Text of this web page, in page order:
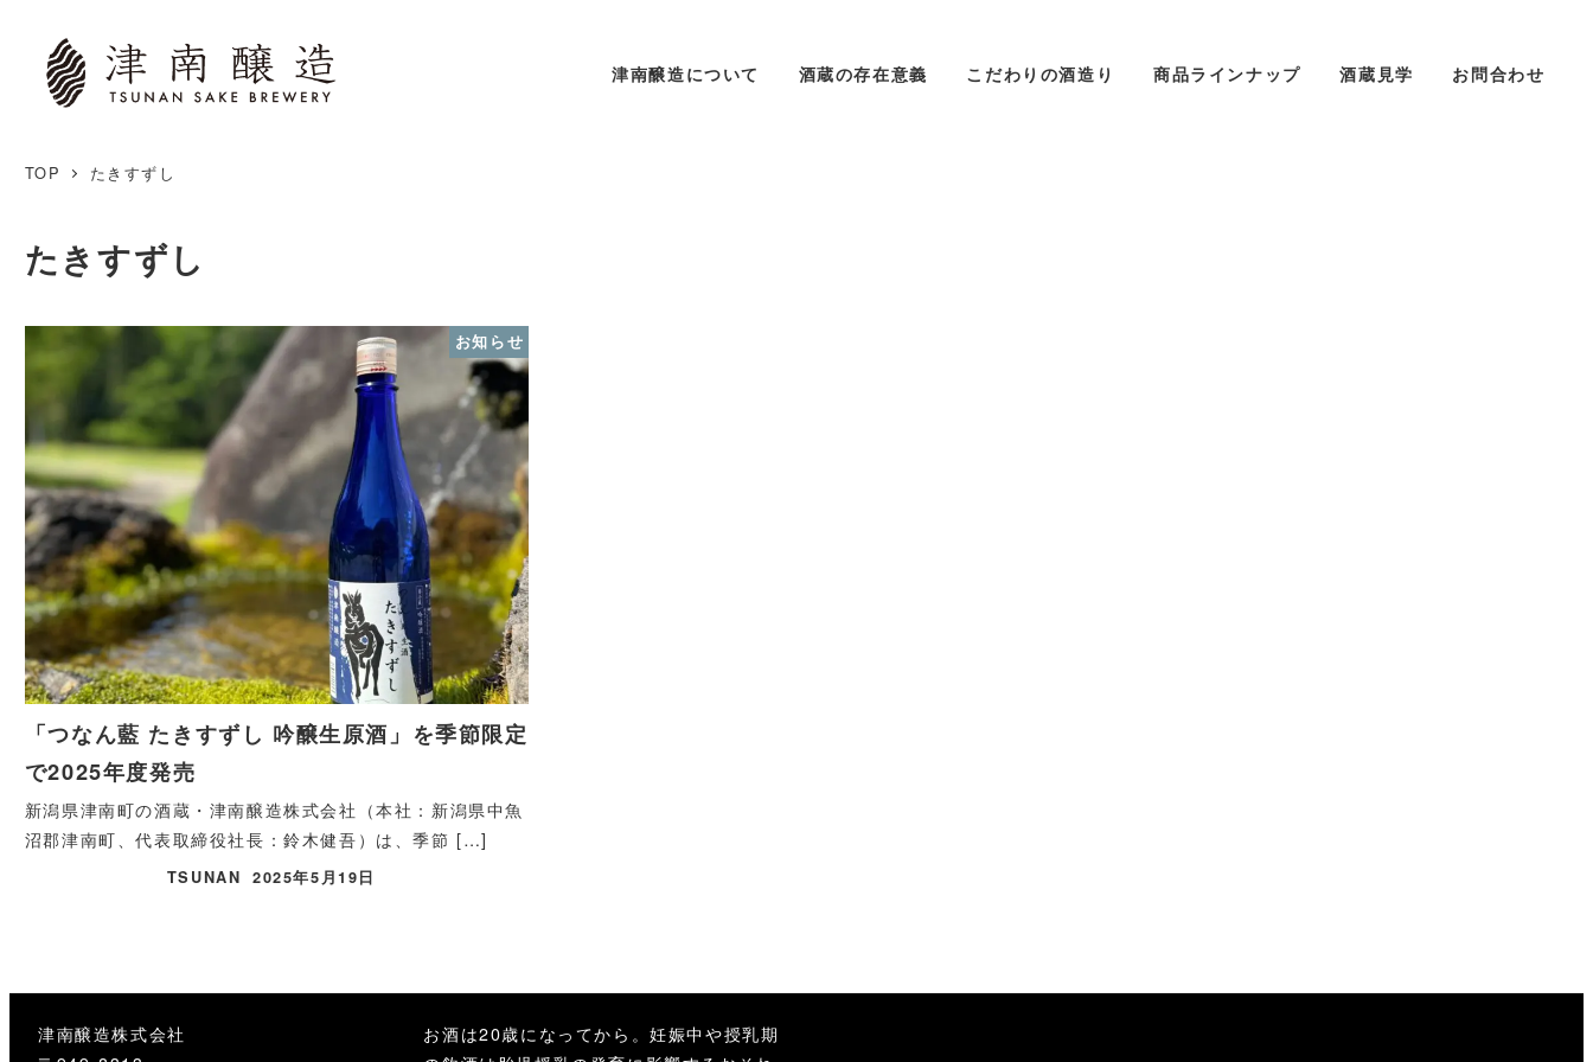
津南醸造について 酒蔵の存在意義 こだわりの酒造り 商品ラインナップ 酒蔵見学 お問合わせ
TOP たきすずし
たきすずし
お知らせ
「つなん藍 たきすずし 吟醸生原酒」を季節限定
で2025年度発売
新潟県津南町の酒蔵・津南醸造株式会社（本社：新潟県中魚
沼郡津南町、代表取締役社長：鈴木健吾）は、季節 […]
TSUNAN 2025年5月19日
津南醸造株式会社
お酒は20歳になってから。妊娠中や授乳期